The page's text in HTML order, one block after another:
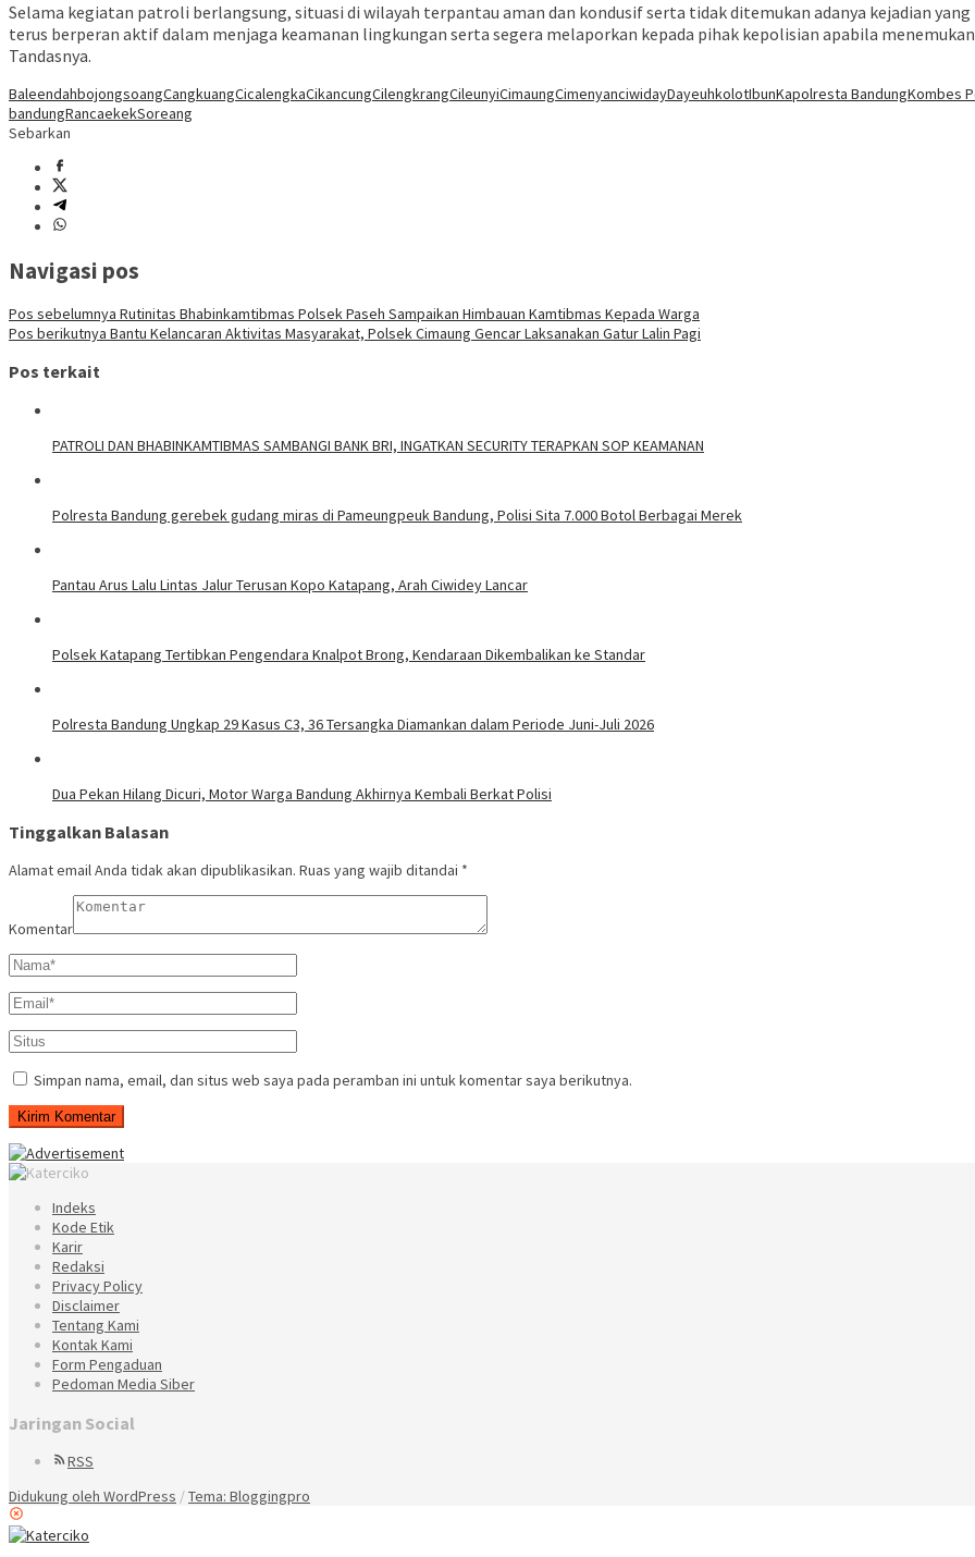
Selama kegiatan patroli berlangsung, situasi di wilayah terpantau aman dan kondusif serta tidak ditemukan adanya kejadian
terus berperan aktif dalam menjaga keamanan lingkungan serta segera melaporkan kepada pihak kepolisian apabila
Tandasnya.
BaleendahbojongsoangCangkuangCicalengkaCikancungCilengkrangCileunyiCimaungCimenyanciwidayDayeuhkolotIbunKapolresta BandungKombes
bandungRancaekekSoreang
Sebarkan
Navigasi pos
Pos sebelumnya Rutinitas Bhabinkamtibmas Polsek Paseh Sampaikan Himbauan Kamtibmas Kepada Warga
Pos berikutnya Bantu Kelancaran Aktivitas Masyarakat, Polsek Cimaung Gencar Laksanakan Gatur Lalin Pagi
Pos terkait
‎PATROLI DAN BHABINKAMTIBMAS SAMBANGI BANK BRI, INGATKAN SECURITY TERAPKAN SOP KEAMANAN
Polresta Bandung gerebek gudang miras di Pameungpeuk Bandung, Polisi Sita 7.000 Botol Berbagai Merek
Pantau Arus Lalu Lintas Jalur Terusan Kopo Katapang, Arah Ciwidey Lancar
Polsek Katapang Tertibkan Pengendara Knalpot Brong, Kendaraan Dikembalikan ke Standar
Polresta Bandung Ungkap 29 Kasus C3, 36 Tersangka Diamankan dalam Periode Juni-Juli 2026
Dua Pekan Hilang Dicuri, Motor Warga Bandung Akhirnya Kembali Berkat Polisi
Tinggalkan Balasan
Alamat email Anda tidak akan dipublikasikan. Ruas yang wajib ditandai *
Komentar
Simpan nama, email, dan situs web saya pada peramban ini untuk komentar saya berikutnya.
Indeks
Kode Etik
Karir
Redaksi
Privacy Policy
Disclaimer
Tentang Kami
Kontak Kami
Form Pengaduan
Pedoman Media Siber
Jaringan Social
RSS
Didukung oleh WordPress /Tema: Bloggingpro